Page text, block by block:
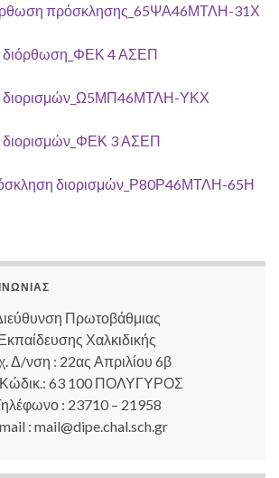
πρόσκλησης_65ΨΑ46ΜΤΛΗ-31Χ
4 ΑΣΕΠ
ΥΚΧ
3 ΑΣΕΠ
διορισμών_Ρ80Ρ46ΜΤΛΗ-65Η
Πρωτοβάθμιας
Χαλκιδικής
Δ/νση : 22ας Απριλίου 6β
Κώδικ.: 63 100 ΠΟΛΥΓΥΡΟΣ
: 23710 – 21958
: mail@dipe.chal.sch.gr